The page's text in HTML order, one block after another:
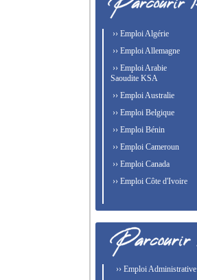
›› Emploi Algérie
›› Emploi Allemagne
›› Emploi Arabie
Saoudite KSA
›› Emploi Australie
›› Emploi Belgique
›› Emploi Bénin
›› Emploi Cameroun
›› Emploi Canada
›› Emploi Côte d'Ivoire
›› Emploi Administrative